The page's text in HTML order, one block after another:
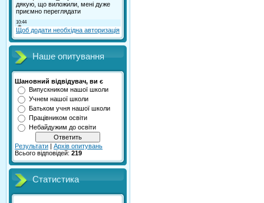
Щоб додати необхідна авторизація
Наше опитування
Шановний відвідувач, ви є
Випускником нашої школи
Учнем нашої школи
Батьком учня нашої школи
Працівником освіти
Небайдужим до освіти
Результати | Архів опитувань
Всього відповідей: 219
Статистика